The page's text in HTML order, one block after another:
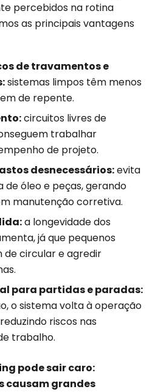
percebidos na rotina
as principais vantagens
de travamentos e
sistemas limpos têm menos
de repente.
circuitos livres de
trabalhar
de projeto.
desnecessários:evita
óleo e peças, gerando
manutenção corretiva.
a longevidade dos
já que pequenos
de circular e agredir
para partidas e paradas:
o sistema volta à operação
riscos nas
trabalho.
pode sair caro:
causam grandes